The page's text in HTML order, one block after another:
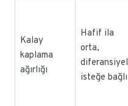
Kalay
kaplama
ağırlığı
Hafif ila
orta,
diferansiyel
isteğe bağlı